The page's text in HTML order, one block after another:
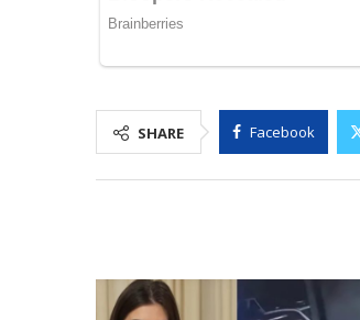
SHARE Facebook